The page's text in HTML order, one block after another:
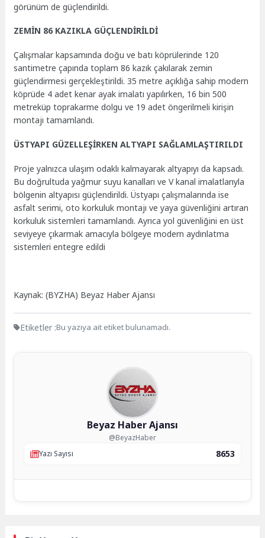
görünüm de güçlendirildi.
ZEMİN 86 KAZIKLA GÜÇLENDİRİLDİ
Çalışmalar kapsamında doğu ve batı köprülerinde 120
santimetre çapında toplam 86 kazık çakılarak zemin
güçlendirmesi gerçekleştirildi. 35 metre açıklığa sahip modern
köprüde 4 adet kenar ayak imalatı yapılırken, 16 bin 500
metreküp toprakarme dolgu ve 19 adet öngerilmeli kirişin
montajı tamamlandı.
ÜSTYAPI GÜZELLEŞİRKEN ALTYAPI SAĞLAMLAŞTIRILDI
Proje yalnızca ulaşım odaklı kalmayarak altyapıyı da kapsadı.
Bu doğrultuda yağmur suyu kanalları ve V kanal imalatlarıyla
bölgenin altyapısı güçlendirildi. Üstyapı çalışmalarında ise
asfalt serimi, oto korkuluk montajı ve yaya güvenliğini artıran
korkuluk sistemleri tamamlandı. Ayrıca yol güvenliğini en üst
seviyeye çıkarmak amacıyla bölgeye modern aydınlatma
sistemleri entegre edildi
Kaynak: (BYZHA) Beyaz Haber Ajansı
Etiketler :Bu yazıya ait etiket bulunamadı.
Beyaz Haber Ajansı
@BeyazHaber
Yazı Sayısı
8653